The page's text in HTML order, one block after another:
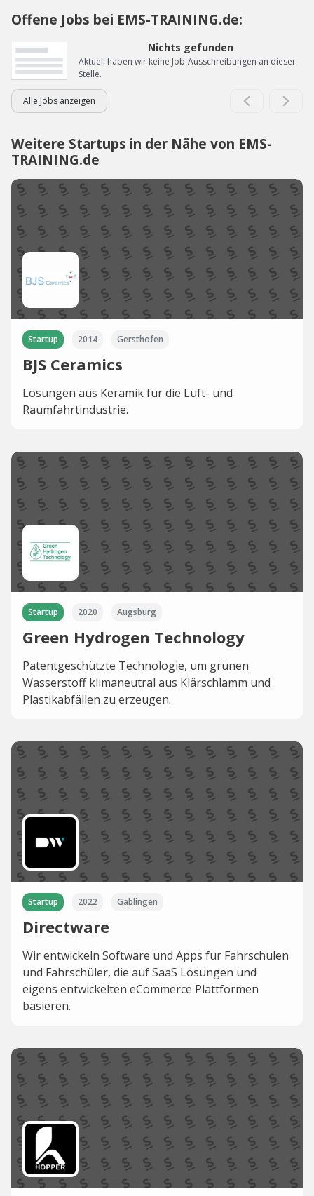
Offene Jobs bei EMS-TRAINING.de:
Nichts gefunden
Aktuell haben wir keine Job-Ausschreibungen an dieser
Stelle.
Alle Jobs anzeigen
Weitere Startups in der Nähe von EMS-
TRAINING.de
Startup 2014 Gersthofen
BJS Ceramics
Lösungen aus Keramik für die Luft- und
Raumfahrtindustrie.
Startup 2020 Augsburg
Green Hydrogen Technology
Patentgeschützte Technologie, um grünen
Wasserstoff klimaneutral aus Klärschlamm und
Plastikabfällen zu erzeugen.
Startup 2022 Gablingen
Directware
Wir entwickeln Software und Apps für Fahrschulen
und Fahrschüler, die auf SaaS Lösungen und
eigens entwickelten eCommerce Plattformen
basieren.